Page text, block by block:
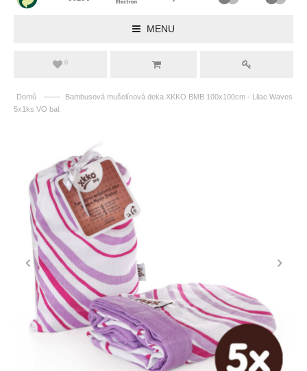
MENU
0
Domů ——
Bambusová mušelínová deka XKKO BMB 100x100cm - Lilac Waves
5x1ks VO bal.